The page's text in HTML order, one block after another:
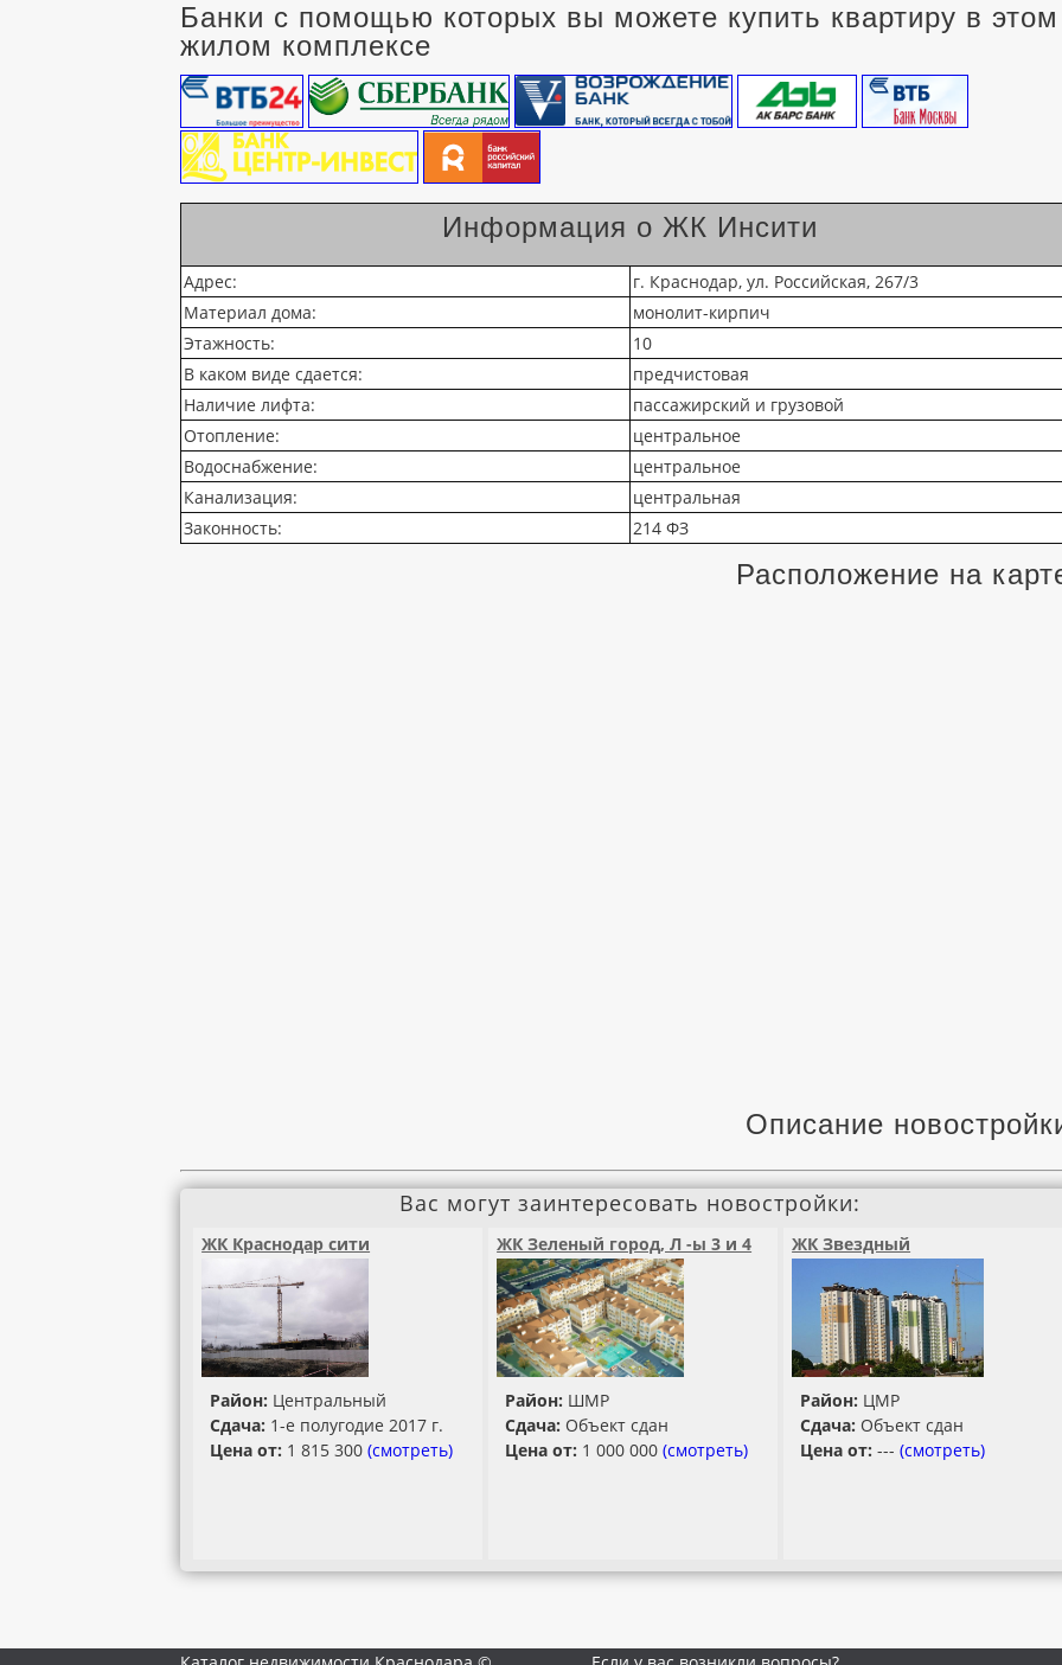
Банки с помощью которых вы можете купить квартиру в этом
жилом комплексе
Информация о ЖК Инсити
Адрес:
г. Краснодар, ул. Российская, 267/3
Материал дома:
монолит-кирпич
Этажность:
10
В каком виде сдается:
предчистовая
Наличие лифта:
пассажирский и грузовой
Отопление:
центральное
Водоснабжение:
центральное
Канализация:
центральная
Законность:
214 ФЗ
Расположение на
Описание
Вас могут заинтересовать новостройки:
ЖК Краснодар сити
Район: Центральный
Сдача: 1-е полугодие 2017 г.
Цена от: 1 815 300(смотреть)
ЖК Зеленый город, Л -ы 3 и 4
Район: ШМР
Сдача: Объект сдан
Цена от: 1 000 000(смотреть)
ЖК Звездный
Район: ЦМР
Сдача: Объект сдан
Цена от: ---(смотреть)